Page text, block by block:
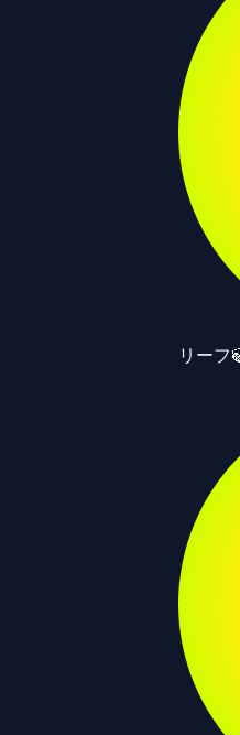
リーフ